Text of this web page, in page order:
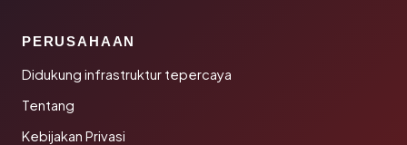
PERUSAHAAN
Didukung infrastruktur tepercaya
Tentang
Kebijakan Privasi